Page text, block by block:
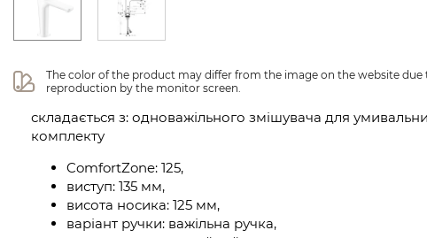
The color of the product may differ from the image on the website
reproduction by the monitor screen.
складається з: одноважільного змішувача для
комплекту
ComfortZone: 125,
виступ: 135 мм,
висота носика: 125 мм,
варіант ручки: важільна ручка,